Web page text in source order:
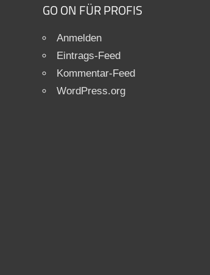
GO ON FÜR PROFIS
Anmelden
Eintrags-Feed
Kommentar-Feed
WordPress.org